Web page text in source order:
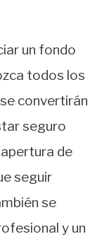
un fondo
todos los
convertirán
seguro
de
seguir
se
y un